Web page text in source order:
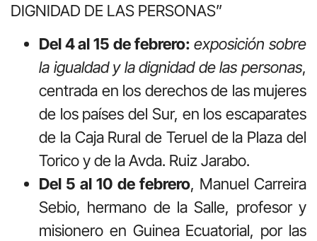
DIGNIDAD DE LAS PERSONAS”
Del 4 al 15 de febrero: exposición sobre
la igualdad y la dignidad de las personas,
centrada en los derechos de las mujeres
de los países del Sur, en los escaparates
de la Caja Rural de Teruel de la Plaza del
Torico y de la Avda. Ruiz Jarabo.
Del 5 al 10 de febrero, Manuel Carreira
Sebio, hermano de la Salle, profesor y
misionero en Guinea Ecuatorial, por las